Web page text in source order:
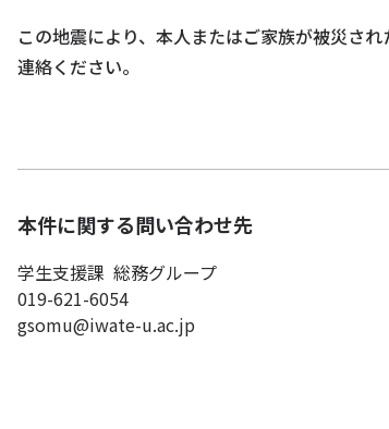
この地震により、本人またはご家族が被災さ
連絡ください。
本件に関する問い合わせ先
学生支援課 総務グループ
019-621-6054
gsomu@iwate-u.ac.jp